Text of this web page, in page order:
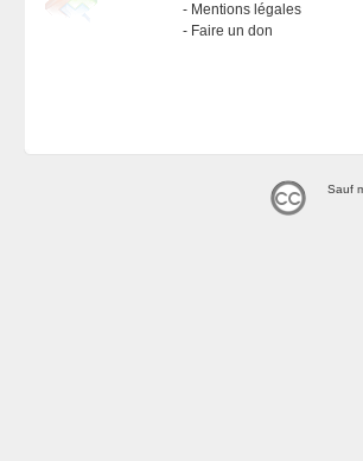
Mentions légales
Faire un don
Sauf